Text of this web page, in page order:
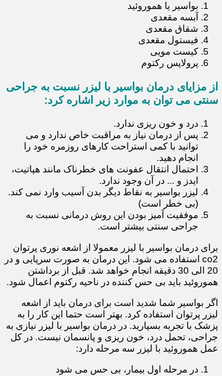
بواسیر یا هموروئید
آبسه مقعدی
شقاق مقعدی
فیستول مقعدی
کیست مویی
پرولاپس رکتوم
از مزایای درمان بواسیر با لیزر نسبت به جراحی
سنتی می توان به موارد زیر اشاره کرد:
درد و خون ریزی ندارد.
پس از درمان نیاز به مراقبت خاص ندارد و می
توانید با کمی استراحت کارهای روزمره خود را
انجام دهید.
احتمال انتقال عفونت های خطرناک مانند هپاتیت،
ایدز و ... در آن وجود ندارد.
لیزر بواسیر به نقاط دیگر بدن آسیب وارد نمی کند.
(بی خطر است)
موفقیت آمیز بودن این روش درمانی نسبت به
جراحی سنتی بیشتر است.
برای درمان بواسیر با لیزر معمولا از اشعه نوری پرتوان
co2 استفاده می شود. این درمان به صورت سرپایی و در
20 الی 30 دقیقه انجام خواهد شد. قبل از برداشتن
هموروئید باید بی حس کننده در ناحیه رکتوم اعمال شود.
اگر بواسیر شما شدید است برای درمان باید از اشعه
لیزر پرتوان استفاده کرد. بهتر است حتما این کار را به
پزشک با تجربه بسپارید. در درمان بواسیر با لیزر نیازی به
جراحی، تحمل درد، خون ریزی و پانسمان نیست. در کل
عمل هموروئید با لیزر سه مرحله دارد:
در مرحله اول بیمار، بی حس می شود